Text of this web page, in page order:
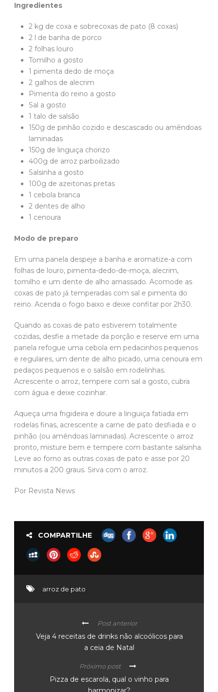
Ingredientes
2 kg de coxa e sobrecoxas de pato (8 coxas)
2 l de banha de porco
2 folhas louro
Tomilho a gosto
1 pimenta dedo de moça
2 galhos de alecrim
Pimenta do reino a gosto
Sal a gosto
1 talo de salsão
150g de pinhão cozido e descascado ou amêndoas
laminadas
150g de linguiça chorizo
400g de arroz parboilizado
Salsinha a gosto
100g de azeitonas pretas
1 cebola branca
2 dentes de alho
1 cenoura
Modo de preparo
Em uma panela despeje a banha e aromatize-a com
folhas de louro, pimenta-dedo-de-moça, alecrim,
tomilho e um dente de alho amassado. Acomode as
coxas de pato já temperadas com sal e pimenta do
reino. Acenda o fogo baixo e deixe confitar por 2h30.
Quando as coxas de pato estiverem totalmente
cozidas, desfie a metade da porção e reserve em uma
panela refogue uma cebola em pedacinhos pequenos
e regulares, um dente de alho picado, uma cenoura em
pedaços pequenos e o salsão em rodelinhas.
Acrescente o arroz, tempere com sal a gosto, cubra
com água e deixe cozinhar.
Aqueça uma frigideira e doure a linguiça fatiada em
rodelas finas, acrescente a carne de pato desfiada e o
pinhão (ou amêndoas laminadas). Acrescente o arroz
pronto, misture bem e tempere com bastante salsinha.
Leve ao forno as outras coxas de pato e asse por 20
minutos a 200 graus. Sirva com o arroz.
Por Revista News
COMPARTILHE
arroz de pato
Post anterior
Veja 4 receitas de drinks não alcoólicos para
a ceia de Natal
Próximo post
Pizza de escarola, qual o vinho para